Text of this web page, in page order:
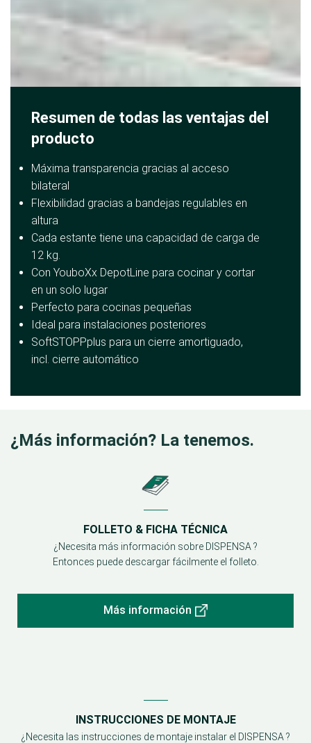
Resumen de todas las ventajas del
producto
Máxima transparencia gracias al acceso
bilateral
Flexibilidad gracias a bandejas regulables en
altura
Cada estante tiene una capacidad de carga de
12 kg.
Con YouboXx DepotLine para cocinar y cortar
en un solo lugar
Perfecto para cocinas pequeñas
Ideal para instalaciones posteriores
SoftSTOPPplus para un cierre amortiguado,
incl. cierre automático
¿Más información? La tenemos.
FOLLETO & FICHA TÉCNICA
¿Necesita más información sobre DISPENSA ?
Entonces puede descargar fácilmente el folleto.
Más información
INSTRUCCIONES DE MONTAJE
¿Necesita las instrucciones de montaje instalar el DISPENSA ?